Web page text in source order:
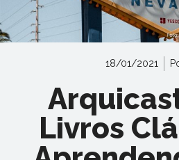
18/01/2021
Livros